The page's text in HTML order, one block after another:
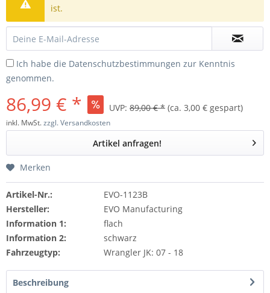
ist.
Ich habe die Datenschutzbestimmungen zur Kenntnis
genommen.
86,99 € * UVP: 89,00 € * (ca. 3,00 € gespart)
inkl. MwSt.zzgl. Versandkosten
Artikel anfragen!
Merken
Artikel-Nr.:
EVO-1123B
Hersteller:
EVO Manufacturing
Information 1:
flach
Information 2:
schwarz
Fahrzeugtyp:
Wrangler JK: 07 - 18
Beschreibung